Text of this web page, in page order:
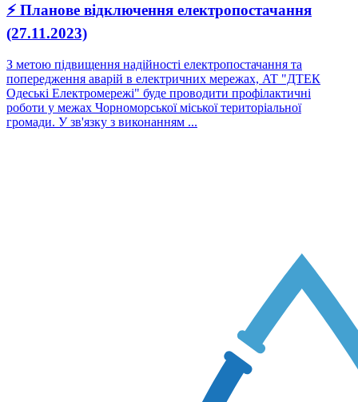
⚡ Планове відключення електропостачання
(27.11.2023)
З метою підвищення надійності електропостачання та
попередження аварій в електричних мережах, AT "ДТЕК
Одеські Електромережі" буде проводити профілактичні
роботи у межах Чорноморської міської територіальної
громади. У зв'язку з виконанням ...